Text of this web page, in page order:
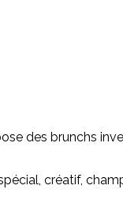
des brunchs
créatif,